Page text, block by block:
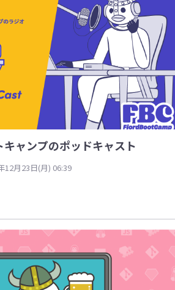
ャンプのポッドキャスト
12月23日(月) 06:39